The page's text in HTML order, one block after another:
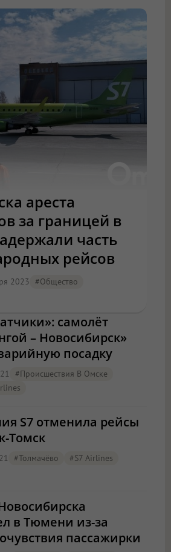
ареста
за границей в
часть
рейсов
2023 #Общество
самолёт
– Новосибирск»
посадку
#Происшествия В Омске
S7 отменила рейсы
Томск
#Толмачёво
#S7 Airlines
в Тюмени из-за
пассажирки